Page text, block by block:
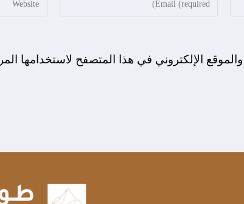
الإلكتروني في هذا المتصفح لاستخدامها